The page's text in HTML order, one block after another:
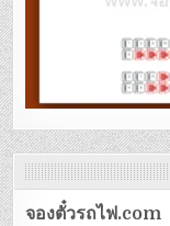
จองตั๋วรถไฟ.com